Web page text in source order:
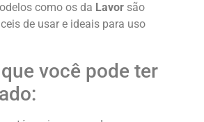
como os da Lavor são
de usar e ideais para uso
você pode ter